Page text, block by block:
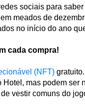
sociais para
meados de
no início do ano
cada compra!
(NFT)
mas podem ser
vestir comuns do